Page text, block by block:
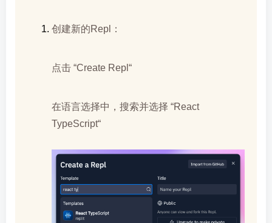
创建新的Repl：
点击 “Create Repl“
在语言选择中，搜索并选择 “React
TypeScript“